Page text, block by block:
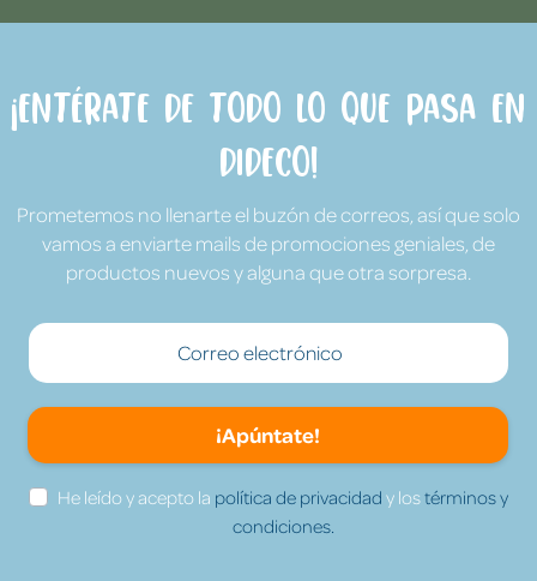
¡Entérate de todo lo que pasa en
Dideco!
Prometemos no llenarte el buzón de correos, así que solo
vamos a enviarte mails de promociones geniales, de
productos nuevos y alguna que otra sorpresa.
¡Apúntate!
He leído y acepto la política de privacidad y lostérminos y
condiciones.